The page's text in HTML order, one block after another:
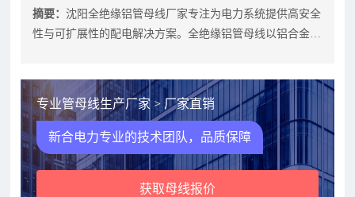
摘要： 沈阳全绝缘铝管母线厂家专注为电力系统提供高安全
性与可扩展性的配电解决方案。全绝缘铝管母线以铝合金导
专业管母线生产厂家 > 厂家直销
新合电力专业的技术团队，品质保障
获取母线报价